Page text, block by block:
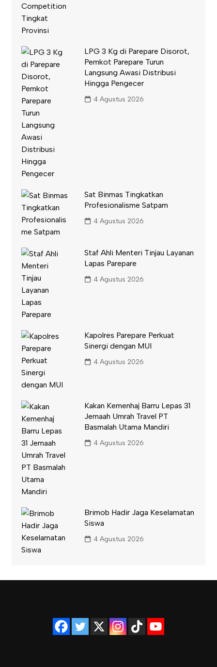
LPG 3 Kg di Parepare Disorot,
Pemkot Parepare Turun
Langsung Awasi Distribusi
Hingga Pengecer
4 Agustus 2026
Sat Binmas Tingkatkan
Profesionalisme Satpam
4 Agustus 2026
Staf Ahli Menteri Tinjau Layanan
Lapas Parepare
4 Agustus 2026
Kapolres Parepare Perkuat
Sinergi dengan MUI
4 Agustus 2026
Kakan Kemenhaj Barru Lepas 31
Jemaah Umrah Travel PT
Basmalah Utama Mandiri
4 Agustus 2026
Brimob Hadir Jaga Keselamatan
Siswa
4 Agustus 2026